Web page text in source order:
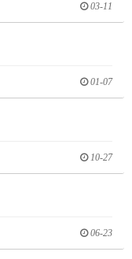
03-11
01-07
10-27
06-23